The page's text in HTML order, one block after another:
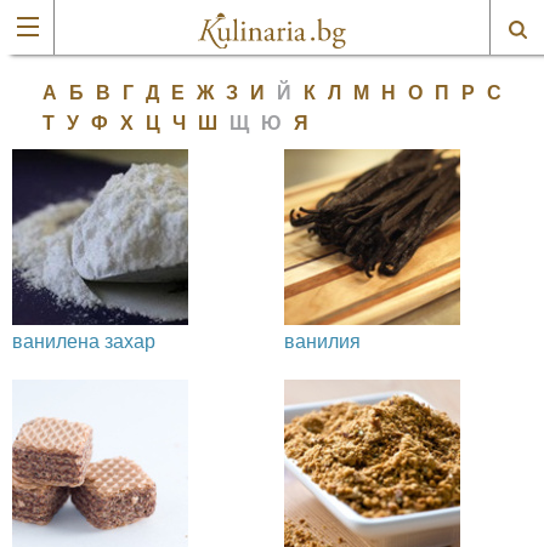
А Б В Г Д Е Ж З И Й К Л М Н О П Р С
Т У Ф Х Ц Ч Ш Щ Ю Я
ванилена захар ванилия